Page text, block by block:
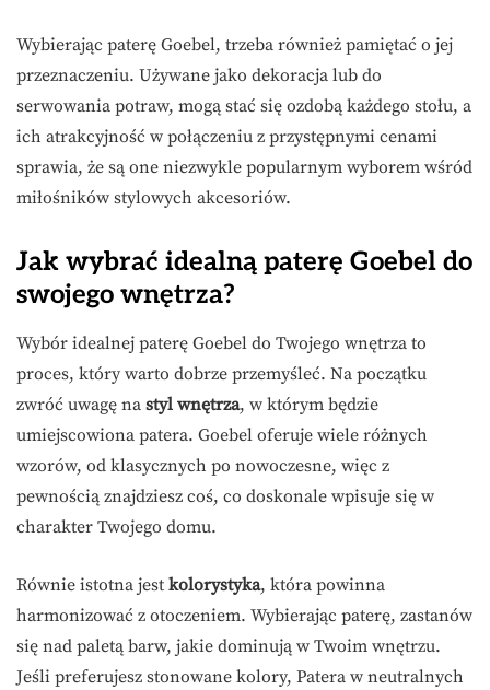
Wybierając paterę Goebel, trzeba również pamiętać o jej
przeznaczeniu. Używane jako dekoracja lub do
serwowania potraw, mogą stać się ozdobą każdego stołu, a
ich atrakcyjność w połączeniu z przystępnymi cenami
sprawia, że są one niezwykle popularnym wyborem wśród
miłośników stylowych akcesoriów.
Jak wybrać idealną paterę Goebel do
swojego wnętrza?
Wybór idealnej paterę Goebel do Twojego wnętrza to
proces, który warto dobrze przemyśleć. Na początku
zwróć uwagę na styl wnętrza, w którym będzie
umiejscowiona patera. Goebel oferuje wiele różnych
wzorów, od klasycznych po nowoczesne, więc z
pewnością znajdziesz coś, co doskonale wpisuje się w
charakter Twojego domu.
Równie istotna jest kolorystyka, która powinna
harmonizować z otoczeniem. Wybierając paterę, zastanów
się nad paletą barw, jakie dominują w Twoim wnętrzu.
Jeśli preferujesz stonowane kolory, Patera w neutralnych